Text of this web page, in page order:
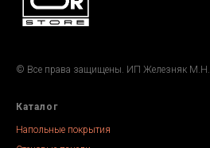
© Все права защищены. ИП Железняк М.Н.
Каталог
Напольные покрытия